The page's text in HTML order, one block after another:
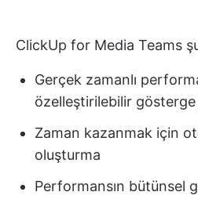
ClickUp for Media Teams
Gerçek zamanlı
özelleştirilebilir
Zaman kazanmak için
oluşturma
Performansın bütünsel